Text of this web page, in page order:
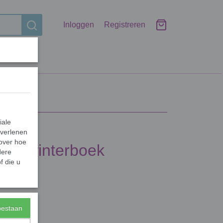
Inloggen Registreren
winterboek
hoe
die u